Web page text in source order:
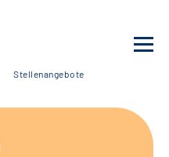
Stellenangebote